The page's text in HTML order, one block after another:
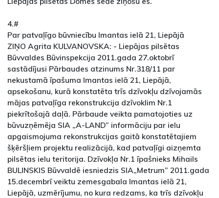
4.#
Par patvaļīgo būvniecību Imantas ielā 21, Liepājā
ZIŅO Agrita KULVANOVSKA: - Liepājas pilsētas
Būvvaldes Būvinspekcija 2011.gada 27.oktobrī
sastādījusi Pārbaudes atzinums Nr.318/11 par
nekustamā īpašuma Imantas ielā 21, Liepājā,
apsekošanu, kurā konstatēta trīs dzīvokļu dzīvojamās
mājas patvaļīga rekonstrukcija dzīvoklim Nr.1
piekrītošajā daļā. Pārbaude veikta pamatojoties uz
būvuzņēmēja SIA „A-LAND” informāciju par ielu
apgaismojuma rekonstrukcijas gaitā konstatētajiem
šķēršļiem projektu realizācijā, kad patvaļīgi aizņemta
pilsētas ielu teritorija. Dzīvokļa Nr.1 īpašnieks Mihails
BULINSKIS Būvvaldē iesniedzis SIA„Metrum” 2011.gada
15.decembrī veiktu zemesgabala Imantas ielā 21,
Liepājā, uzmērījumu, no kura redzams, ka trīs dzīvokļu